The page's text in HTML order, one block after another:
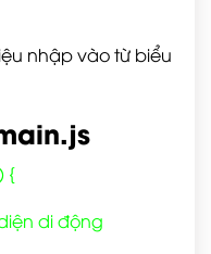
nhập vào từ biểu
{
di động